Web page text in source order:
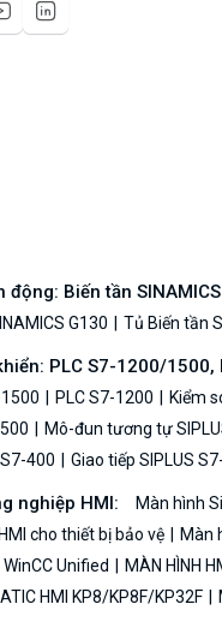
động: Biến tần
G130
Tủ Biến tần
PLC S7-1200/1500,
PLC S7-1200 Kiểm
Mô-đun tương tự
S7-400 Giao tiếp SIPLUS
nghiệp HMI: Màn hình
cho thiết bị bảo vệ
Màn
Unified MÀN HÌNH
HMI KP8/KP8F/KP32F